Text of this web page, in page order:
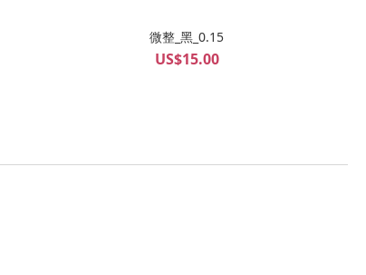
微整_黑_0.15
US$15.00